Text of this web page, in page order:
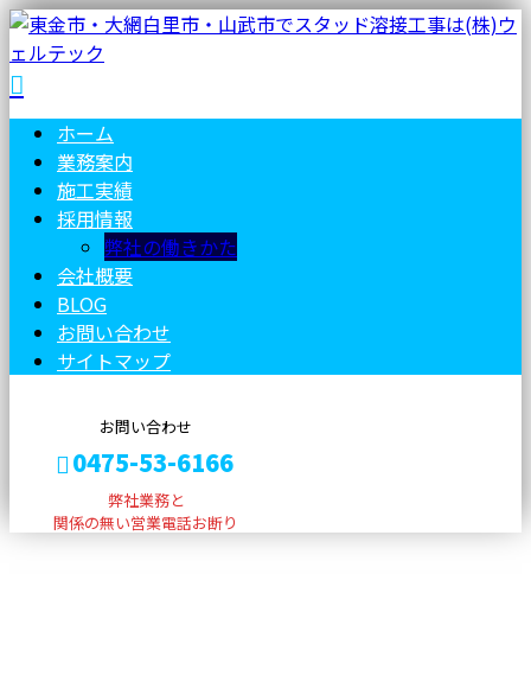
ホーム
業務案内
施工実績
採用情報
弊社の働きかた
会社概要
BLOG
お問い合わせ
サイトマップ
お問い合わせ
0475-53-6166
弊社業務と
関係の無い営業電話お断り